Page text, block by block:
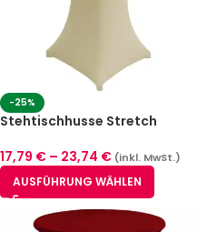
-25%
Stehtischhusse Stretch
17,79 € – 23,74 € (inkl. MwSt.)
AUSFÜHRUNG WÄHLEN